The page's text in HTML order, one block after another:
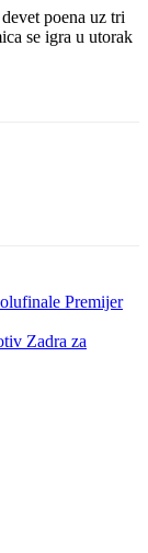
poena uz tri
se igra u utorak
Premijer
Zadra za